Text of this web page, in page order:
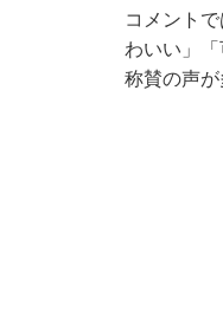
コメント
わいい」
称賛の声が